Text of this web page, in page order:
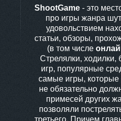
ShootGame- это
про игры жанра
удовольствием
статьи, обзоры,
(в том числе
Стрелялки, ходилки,
игр, популярные
самые игры, которые
не обязательно
примесей других
позволяли
третьего. Причем